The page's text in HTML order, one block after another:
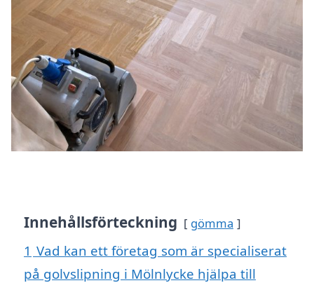
Innehållsförteckning gömma
1 Vad kan ett företag som är specialiserat
på golvslipning i Mölnlycke hjälpa till